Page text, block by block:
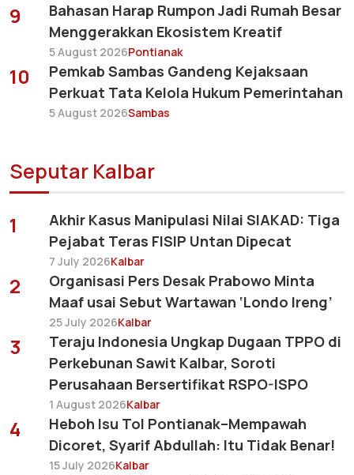
9
Bahasan Harap Rumpon Jadi Rumah Besar
Menggerakkan Ekosistem Kreatif
5 August 2026Pontianak
10
Pemkab Sambas Gandeng Kejaksaan
Perkuat Tata Kelola Hukum Pemerintahan
5 August 2026Sambas
Seputar Kalbar
1
Akhir Kasus Manipulasi Nilai SIAKAD: Tiga
Pejabat Teras FISIP Untan Dipecat
7 July 2026Kalbar
2
Organisasi Pers Desak Prabowo Minta
Maaf usai Sebut Wartawan ‘Londo Ireng’
25 July 2026Kalbar
3
Teraju Indonesia Ungkap Dugaan TPPO di
Perkebunan Sawit Kalbar, Soroti
Perusahaan Bersertifikat RSPO-ISPO
1 August 2026Kalbar
4
Heboh Isu Tol Pontianak–Mempawah
Dicoret, Syarif Abdullah: Itu Tidak Benar!
15 July 2026Kalbar